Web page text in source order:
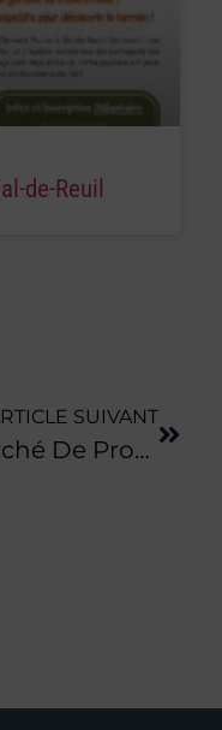
de-Reuil
SUIVANT
Marché De Producteurs Locaux La Ferté-Macé